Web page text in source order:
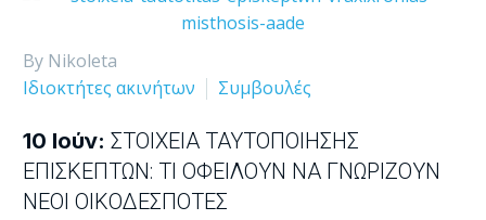
By Nikoleta
Ιδιοκτήτες ακινήτων
Συμβουλές
10 Ιούν: ΣΤΟΙΧΕΊΑ ΤΑΥΤΟΠΟΊΗΣΗΣ
ΕΠΙΣΚΕΠΤΏΝ: ΤΙ ΟΦΕΊΛΟΥΝ ΝΑ ΓΝΩΡΊΖΟΥΝ
ΝΈΟΙ ΟΙΚΟΔΕΣΠΌΤΕΣ